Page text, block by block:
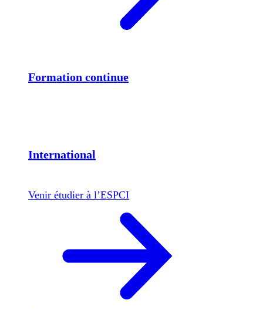
Formation continue
International
Venir étudier à l’ESPCI